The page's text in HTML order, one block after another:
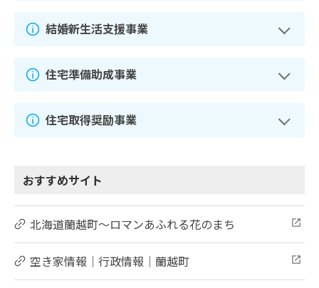
結婚新生活支援事業
住宅準備助成事業
住宅取得奨励事業
おすすめサイト
北海道蘭越町～ロマンあふれる花のまち
空き家情報｜行政情報｜蘭越町